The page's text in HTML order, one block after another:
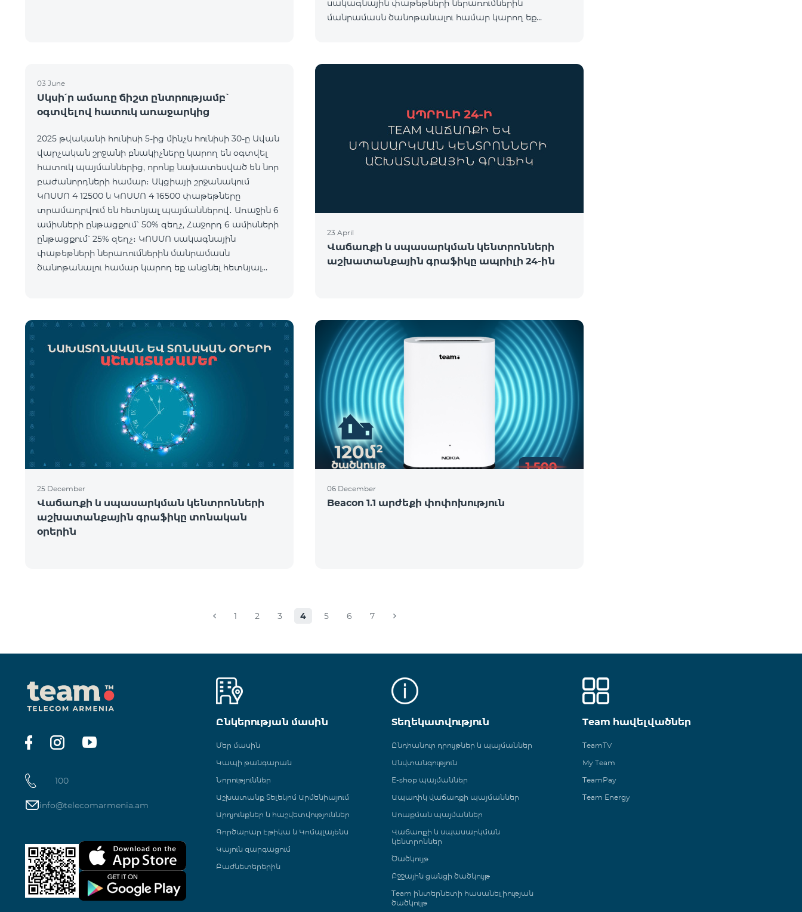
սակագնային փաթեթների ներառումներին
մանրամասն ծանոթանալու համար կարող եք
03 June
Սկսի՛ր ամառը ճիշտ ընտրությամբ՝
օգտվելով հատուկ առաջարկից
2025 թվականի հունիսի 5-ից մինչև հունիսի 30-ը Ավան
վարչական շրջանի բնակիչները կարող են օգտվել
հատուկ պայմաններից, որոնք նախատեսված են նոր
բաժանորդների համար։ Ակցիայի շրջանակում
ԿՈՍՄՈ 4 12500 և ԿՈՍՄՈ 4 16500 փաթեթները
տրամադրվում են հետևյալ պայմաններով․ Առաջին 6
ամիսների ընթացքում՝ 50% զեղչ, Հաջորդ 6 ամիսների
ընթացքում՝ 25% զեղչ։ ԿՈՍՄՈ սակագնային
փաթեթների ներառումներին մանրամասն
ծանոթանալու համար կարող եք անցնել հետևյալ
23 April
Վաճառքի և սպասարկման կենտրոնների
աշխատանքային գրաֆիկը ապրիլի 24-ին
25 December
Վաճառքի և սպասարկման կենտրոնների
աշխատանքային գրաֆիկը տոնական
օրերին
06 December
Beacon 1.1 արժեքի փոփոխություն
1 2 3 4 5 6 7
100
info@telecomarmenia.am
Ընկերության մասին
Մեր մասին
Կապի թանգարան
Նորություններ
Աշխատանք Տելեկոմ Արմենիայում
Արդյունքներ և հաշվետվություններ
Գործարար Էթիկա և Կոմպլայենս
Կայուն զարգացում
Բաժնետերերին
Տեղեկատվություն
Ընդհանուր դրույթներ և պայմաններ
Անվտանգություն
E-shop պայմաններ
Ապառիկ վաճառքի պայմաններ
Առաքման պայմաններ
Վաճառքի և սպասարկման
կենտրոններ
Ծածկույթ
Բջջային ցանցի ծածկույթ
Team ինտերնետի հասանելիության
ծածկույթ
Team հավելվածներ
TeamTV
My Team
TeamPay
Team Energy